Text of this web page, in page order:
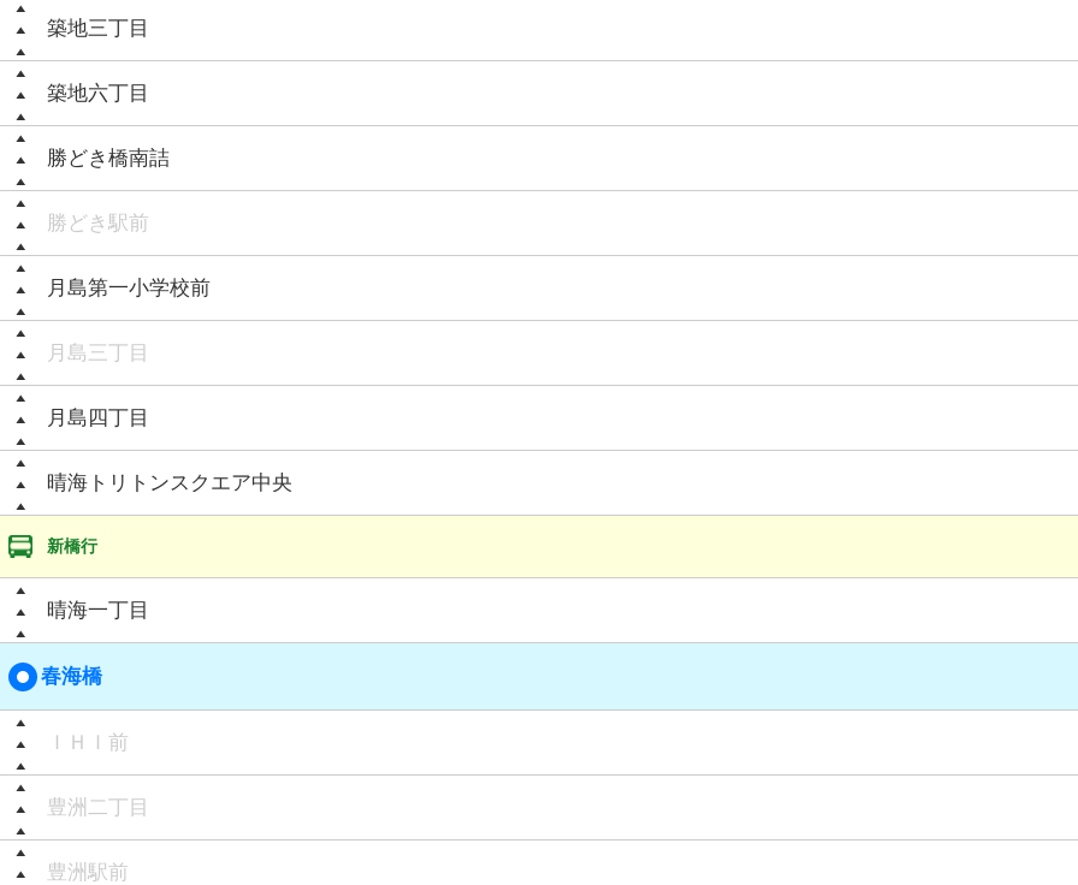
築地三丁目
築地六丁目
勝どき橋南詰
勝どき駅前
月島第一小学校前
月島三丁目
月島四丁目
晴海トリトンスクエア中央
新橋行
晴海一丁目
春海橋
ＩＨＩ前
豊洲二丁目
豊洲駅前